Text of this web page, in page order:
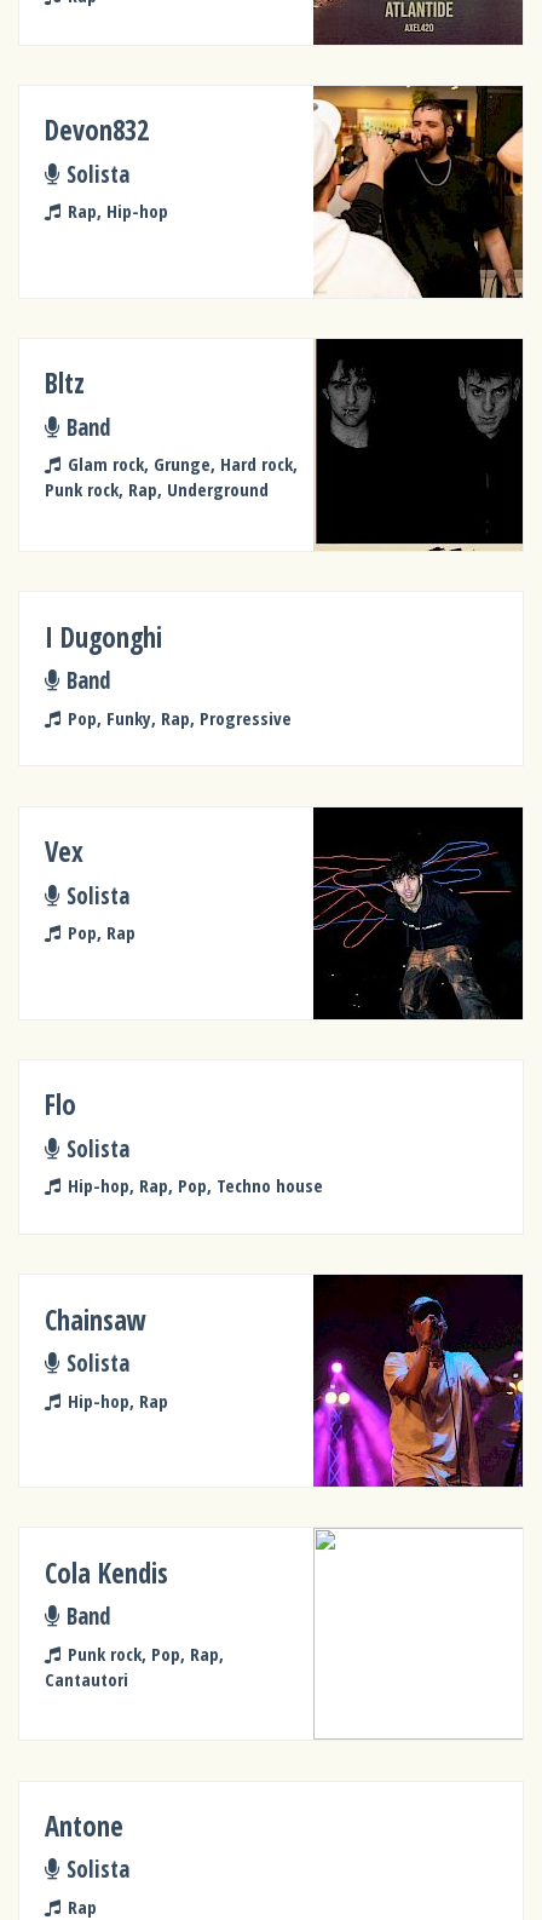
Devon832
Solista
Rap, Hip-hop
Bltz
Band
Glam rock, Grunge, Hard rock,
Punk rock, Rap, Underground
I Dugonghi
Band
Pop, Funky, Rap, Progressive
Vex
Solista
Pop, Rap
Flo
Solista
Hip-hop, Rap, Pop, Techno house
Chainsaw
Solista
Hip-hop, Rap
Cola Kendis
Band
Punk rock, Pop, Rap,
Cantautori
Antone
Solista
Rap